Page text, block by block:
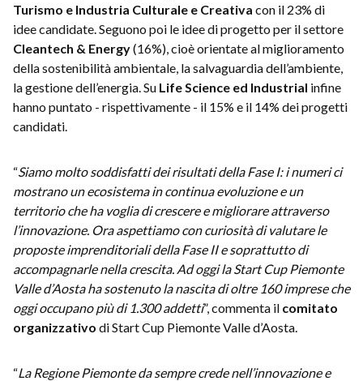
Turismo e Industria Culturale e Creativa con il 23% di
idee candidate. Seguono poi le idee di progetto per il settore
Cleantech & Energy(16%),cioèorientate al miglioramento
della sostenibilità ambientale, la salvaguardia dell’ambiente,
la gestione dell’energia. Su Life Science ed Industrial infine
hanno puntato - rispettivamente - il 15% e il 14% dei progetti
candidati.
“Siamo molto soddisfatti dei risultati della Fase I: i numeri ci
mostrano un ecosistema in continua evoluzione e un
territorio che ha voglia di crescere e migliorare attraverso
l’innovazione. Ora aspettiamo con curiosità di valutare le
proposte imprenditoriali della Fase II e soprattutto di
accompagnarle nella crescita. Ad oggi la Start Cup Piemonte
Valle d’Aosta ha sostenuto la nascita di oltre 160 imprese che
oggi occupano più di 1.300 addetti”, commenta il comitato
organizzativo di Start Cup Piemonte Valle d’Aosta.
“La Regione Piemonte da sempre crede nell’innovazione e